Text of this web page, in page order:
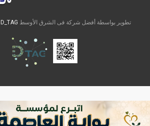
تطوير بواسطة أفضل شركة فى الشرق الأوسط MADE WITH D_TAG